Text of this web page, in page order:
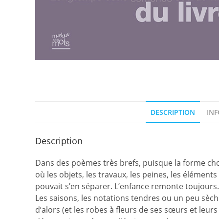
DESCRIPTION
Description
Dans des poèmes très brefs, puisque la forme
où les objets, les travaux, les peines, les
pouvait s’en séparer. L’enfance remonte
Les saisons, les notations tendres ou un peu
d’alors (et les robes à fleurs de ses sœurs et